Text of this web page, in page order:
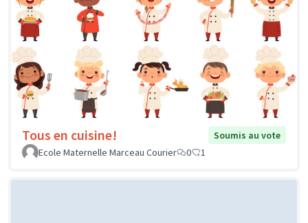
Tous en cuisine!
Soumis au vote
Ecole Maternelle Marceau Courier
0 1